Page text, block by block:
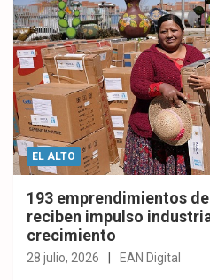
EL ALTO
193 emprendimientos
reciben impulso
crecimiento
28 julio, 2026 EAN Digital